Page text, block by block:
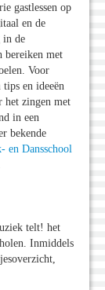
gastlessen op
en de
in de
bereiken met
Voor
en ideeën
het zingen met
in een
bekende
en Dansschool
telt! het
Inmiddels